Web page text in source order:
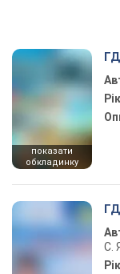
показати
обкладинку
С.